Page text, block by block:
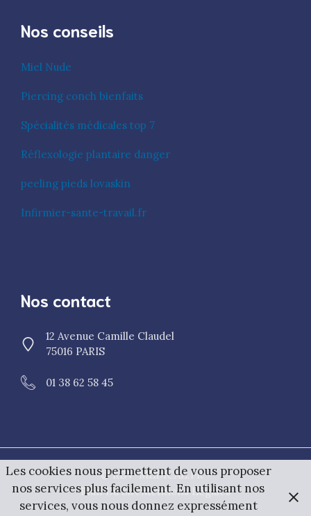
Nos conseils
Miel Nude
Piercing conch bienfaits
Spécialités médicales top 7
Réflexologie plantaire danger
peeling pieds lovaskin
Infirmier-sante-travail.fr
Nos contact
12 Avenue Camille Claudel
75016 PARIS
01 38 62 58 45
© RDV-MEDICAL.FR •
Plan Du SiteMentions Légales
Les cookies nous permettent de vous proposer
nos services plus facilement. En utilisant nos
services, vous nous donnez expressément